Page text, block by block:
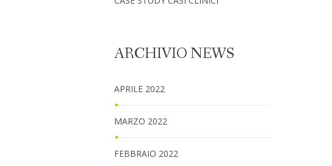
ARCHIVIO NEWS
APRILE 2022
MARZO 2022
FEBBRAIO 2022